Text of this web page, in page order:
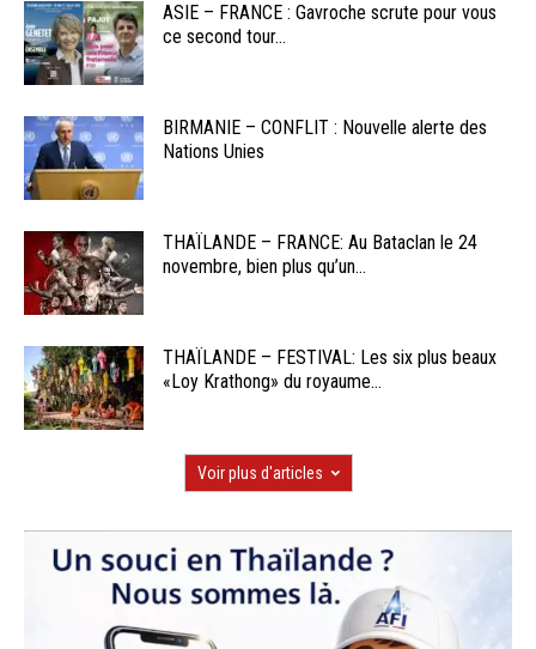
ASIE – FRANCE : Gavroche scrute pour vous
ce second tour...
BIRMANIE – CONFLIT : Nouvelle alerte des
Nations Unies
THAÏLANDE – FRANCE: Au Bataclan le 24
novembre, bien plus qu’un...
THAÏLANDE – FESTIVAL: Les six plus beaux
«Loy Krathong» du royaume...
Voir plus d'articles